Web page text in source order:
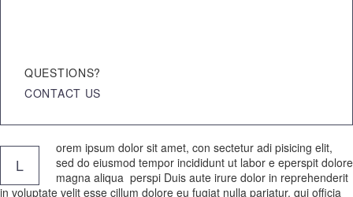
QUESTIONS?
CONTACT US
L
orem ipsum dolor sit amet, con sectetur adi pisicing elit,
sed do eiusmod tempor incididunt ut labor e eperspit dolore
magna aliqua perspi Duis aute irure dolor in reprehenderit
in voluptate velit esse cillum dolore eu fugiat nulla pariatur. qui officia